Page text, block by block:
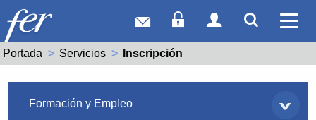
Correo webAcceso Socios
Acceso
Portada Servicios Actual:
Inscripción
Formación y Empleo